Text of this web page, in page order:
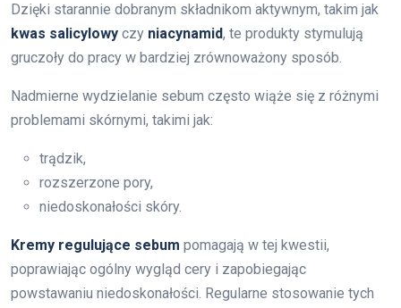
Dzięki starannie dobranym składnikom aktywnym, takim jak
kwas salicylowy czy niacynamid, te produkty stymulują
gruczoły do pracy w bardziej zrównoważony sposób.
Nadmierne wydzielanie sebum często wiąże się z różnymi
problemami skórnymi, takimi jak:
trądzik,
rozszerzone pory,
niedoskonałości skóry.
Kremy regulujące sebum pomagają w tej kwestii,
poprawiając ogólny wygląd cery i zapobiegając
powstawaniu niedoskonałości. Regularne stosowanie tych